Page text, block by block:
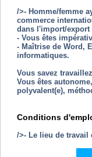
/>- Homme/femme
commerce
dans l'import/export
- Vous êtes
- Maîtrise de Word,
informatiques.
Vous savez
Vous êtes
polyvalent(e),
Conditions
/>- Le lieu de travail